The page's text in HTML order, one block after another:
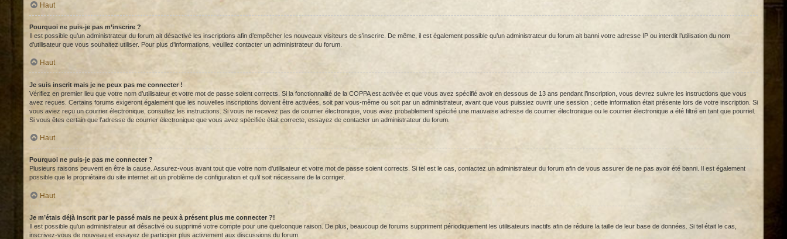
Haut
Pourquoi ne puis-je pas m’inscrire ?
Il est possible qu’un administrateur du forum ait désactivé les inscriptions afin d’empêcher les nouveaux visiteurs de s’inscrire. De même, il est également possible qu’un administrateur du forum ait banni votre adresse IP ou interdit l’utilisation du nom
d’utilisateur que vous souhaitez utiliser. Pour plus d’informations, veuillez contacter un administrateur du forum.
Haut
Je suis inscrit mais je ne peux pas me connecter !
Vérifiez en premier lieu que votre nom d’utilisateur et votre mot de passe soient corrects. Si la fonctionnalité de la COPPA est activée et que vous avez spécifié avoir en dessous de 13 ans pendant l’inscription, vous devrez suivre les instructions que vous
avez reçues. Certains forums exigeront également que les nouvelles inscriptions doivent être activées, soit par vous-même ou soit par un administrateur, avant que vous puissiez ouvrir une session ; cette information était présente lors de votre inscription. Si
vous aviez reçu un courrier électronique, consultez les instructions. Si vous ne recevez pas de courrier électronique, vous avez probablement spécifié une mauvaise adresse de courrier électronique ou le courrier électronique a été filtré en tant que pourriel.
Si vous êtes certain que l’adresse de courrier électronique que vous avez spécifiée était correcte, essayez de contacter un administrateur du forum.
Haut
Pourquoi ne puis-je pas me connecter ?
Plusieurs raisons peuvent en être la cause. Assurez-vous avant tout que votre nom d’utilisateur et votre mot de passe soient corrects. Si tel est le cas, contactez un administrateur du forum afin de vous assurer de ne pas avoir été banni. Il est également
possible que le propriétaire du site internet ait un problème de configuration et qu’il soit nécessaire de la corriger.
Haut
Je m’étais déjà inscrit par le passé mais ne peux à présent plus me connecter ?!
Il est possible qu’un administrateur ait désactivé ou supprimé votre compte pour une quelconque raison. De plus, beaucoup de forums suppriment périodiquement les utilisateurs inactifs afin de réduire la taille de leur base de données. Si tel était le cas,
inscrivez-vous de nouveau et essayez de participer plus activement aux discussions du forum.